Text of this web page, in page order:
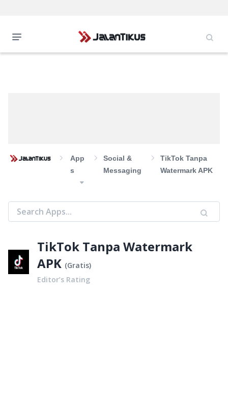
App
S
Social &
Messaging
TikTok Tanpa
Watermark APK
TikTok Tanpa Watermark
APK (Gratis)
Editor’s Rating